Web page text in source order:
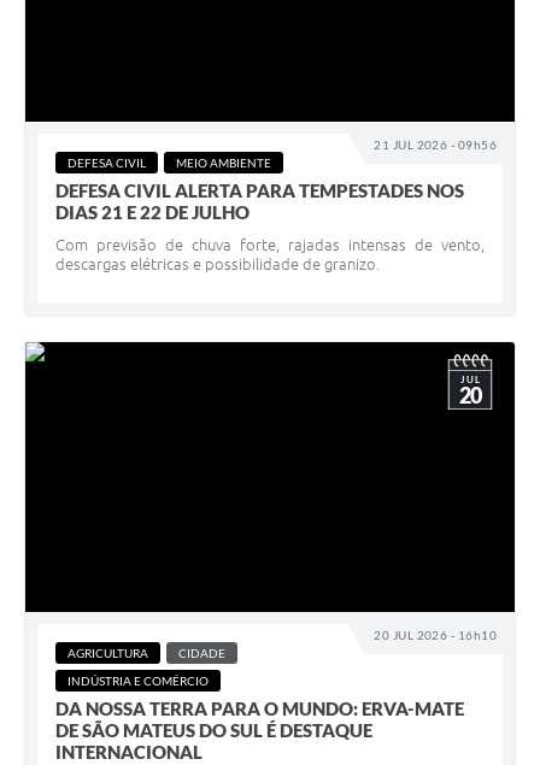
21 JUL 2026 - 09h56
DEFESA CIVIL MEIO AMBIENTE
DEFESA CIVIL ALERTA PARA TEMPESTADES NOS
DIAS 21 E 22 DE JULHO
Com previsão de chuva forte, rajadas intensas de vento,
descargas elétricas e possibilidade de granizo.
20 JUL 2026 - 16h10
JUL
20
AGRICULTURA
CIDADE
INDÚSTRIA E COMÉRCIO
DA NOSSA TERRA PARA O MUNDO: ERVA-MATE
DE SÃO MATEUS DO SUL É DESTAQUE
INTERNACIONAL